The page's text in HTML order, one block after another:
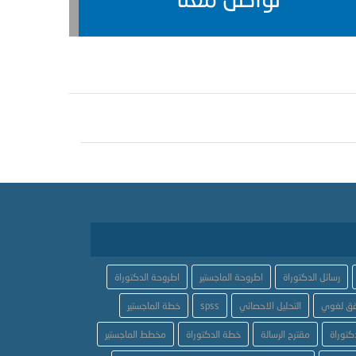
رسائل الدكتوراة اطروحة الماجستير اطروحة الدكتوراة
لغوي التحليل الاحصائي spss خطة الماجستير
مقترح الرسالة خطة الدكتوراة مخطط الماجستير